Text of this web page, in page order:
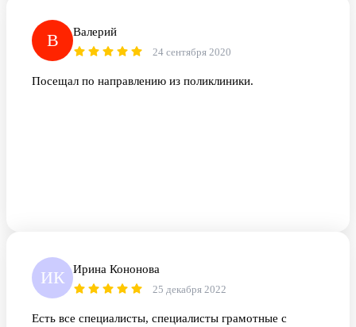
В Валерий
24 сентября 2020
Посещал по направлению из поликлиники.
ИК Ирина Кононова
25 декабря 2022
Есть все специалисты, специалисты грамотные с